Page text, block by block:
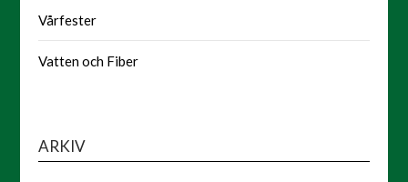
Vårfester
Vatten och Fiber
ARKIV